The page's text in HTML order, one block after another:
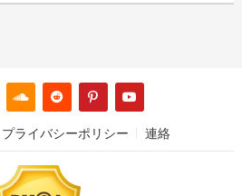
プライバシーポリシー 連絡